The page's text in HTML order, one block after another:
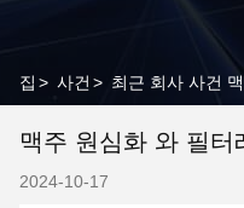
집 > 사건 > 최근 회사 사건
맥주 원심화 와 필터
2024-10-17